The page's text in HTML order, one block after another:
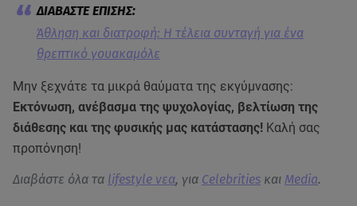
Άθληση και διατροφή: Η τέλεια συνταγή για ένα
θρεπτικό γουακαμόλε
Μην ξεχνάτε τα μικρά θαύματα της εκγύμνασης:
Εκτόνωση, ανέβασμα της ψυχολογίας, βελτίωση της
διάθεσης και της φυσικής μας κατάστασης! Καλή σας
προπόνηση!
Διαβάστε όλα τα lifestyle νεα, για Celebrities και Media.